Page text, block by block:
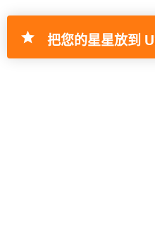
把您的星星放到